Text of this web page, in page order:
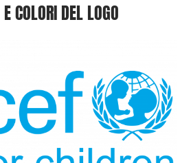
COLORI DEL LOGO